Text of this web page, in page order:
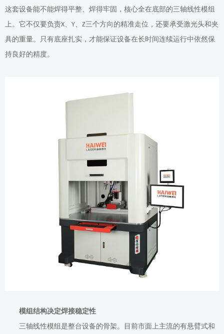
这套设备能不能焊得平整、焊得牢固，核心全在底部的三轴线性模组
上。它不仅要负责X、 Y、 Z三个方向的精准走位，还要承受激光头和夹
具的重量。只有底座扎实，才能保证设备在长时间连续运行中依然保
持良好的精度。
模组结构决定焊接稳定性
三轴线性模组是整台设备的骨架。目前市面上主流的有悬臂式和